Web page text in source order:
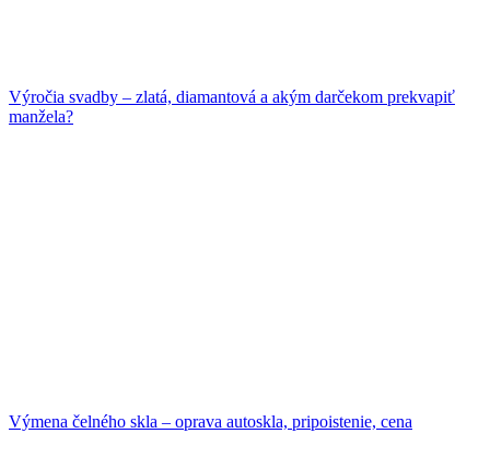
Výročia svadby – zlatá, diamantová a akým darčekom prekvapiť
manžela?
Výmena čelného skla – oprava autoskla, pripoistenie, cena